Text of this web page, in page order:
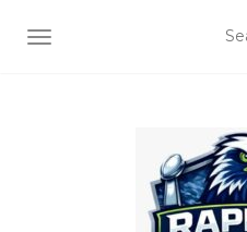
TOGGLE NAVIGATION